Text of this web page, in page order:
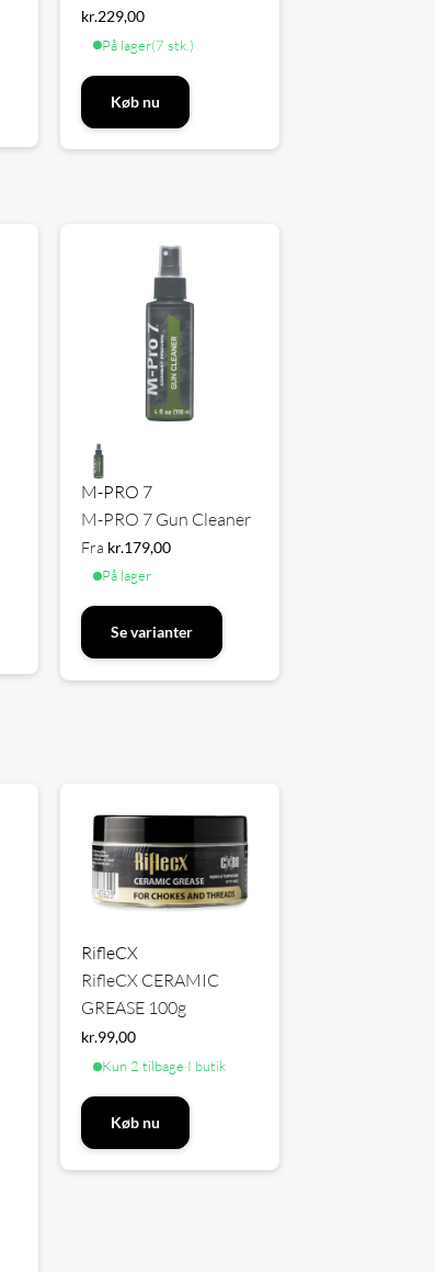
kr.229,00
På lager(7 stk.)
Køb nu
M-PRO 7
M-PRO 7 Gun Cleaner
Fra kr.179,00
På lager
Se varianter
RifleCX
RifleCX CERAMIC
GREASE 100g
kr.99,00
Kun 2 tilbage·I butik
Køb nu